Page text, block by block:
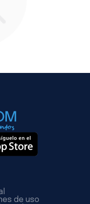
de uso